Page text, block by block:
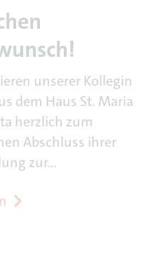
unserer Kollegin
dem Haus St. Maria
herzlich zum
Abschluss ihrer
zur…